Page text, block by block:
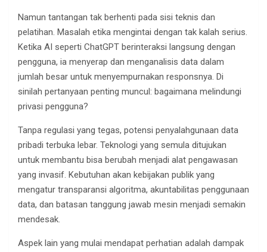
Namun tantangan tak berhenti pada sisi teknis dan
pelatihan. Masalah etika mengintai dengan tak kalah serius.
Ketika AI seperti ChatGPT berinteraksi langsung dengan
pengguna, ia menyerap dan menganalisis data dalam
jumlah besar untuk menyempurnakan responsnya. Di
sinilah pertanyaan penting muncul: bagaimana melindungi
privasi pengguna?
Tanpa regulasi yang tegas, potensi penyalahgunaan data
pribadi terbuka lebar. Teknologi yang semula ditujukan
untuk membantu bisa berubah menjadi alat pengawasan
yang invasif. Kebutuhan akan kebijakan publik yang
mengatur transparansi algoritma, akuntabilitas penggunaan
data, dan batasan tanggung jawab mesin menjadi semakin
mendesak.
Aspek lain yang mulai mendapat perhatian adalah dampak